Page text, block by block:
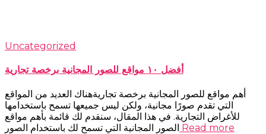
Uncategorized
أفضل ١٠ مواقع للصور المجانية برخصة تجارية
أهم مواقع للصور المجانية برخصة تجاريةهناك العديد من المواقع
التي تقدم صورًا مجانية، ولكن ليس جميعها تسمح باستخدامها
للأغراض التجارية. في هذا المقال، سنقدم لك قائمة بأهم مواقع
الصور المجانية التي تسمح لك باستخدام الصور Read more